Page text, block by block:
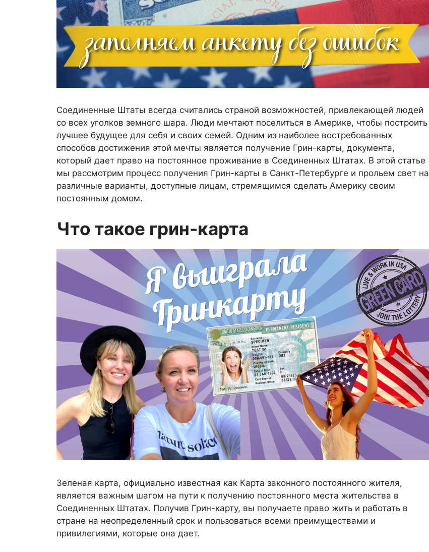
Соединенные Штаты всегда считались страной возможностей, привлекающей людей
со всех уголков земного шара. Люди мечтают поселиться в Америке, чтобы построить
лучшее будущее для себя и своих семей. Одним из наиболее востребованных
способов достижения этой мечты является получение Грин-карты, документа,
который дает право на постоянное проживание в Соединенных Штатах. В этой статье
мы рассмотрим процесс получения Грин-карты в Санкт-Петербурге и прольем свет на
различные варианты, доступные лицам, стремящимся сделать Америку своим
постоянным домом.
Что такое грин-карта
Зеленая карта, официально известная как Карта законного постоянного жителя,
является важным шагом на пути к получению постоянного места жительства в
Соединенных Штатах. Получив Грин-карту, вы получаете право жить и работать в
стране на неопределенный срок и пользоваться всеми преимуществами и
привилегиями, которые она дает.